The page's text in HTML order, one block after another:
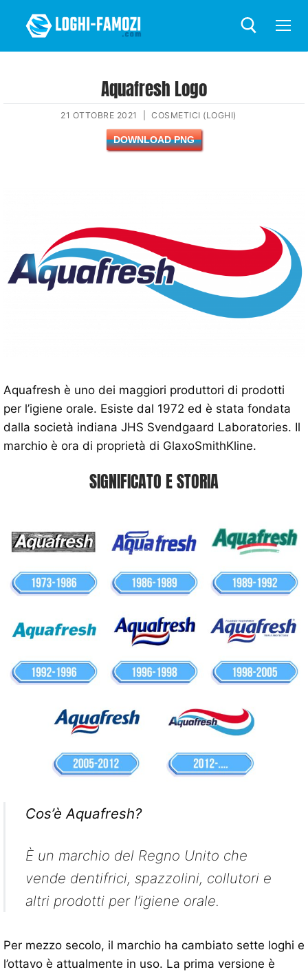
Aquafresh Logo
21 OTTOBRE 2021 COSMETICI (LOGHI)
DOWNLOAD PNG
Aquafresh è uno dei maggiori produttori di prodotti
per l’igiene orale. Esiste dal 1972 ed è stata fondata
dalla società indiana JHS Svendgaard Laboratories. Il
marchio è ora di proprietà di GlaxoSmithKline.
SIGNIFICATO E STORIA
Cos’è Aquafresh?
È un marchio del Regno Unito che
vende dentifrici, spazzolini, collutori e
altri prodotti per l’igiene orale.
Per mezzo secolo, il marchio ha cambiato sette loghi e
l’ottavo è attualmente in uso. La prima versione è